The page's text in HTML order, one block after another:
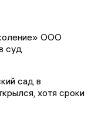
ООО
суд
сад в
хотя сроки